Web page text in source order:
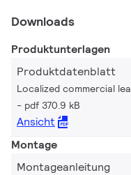
Downloads
Produktunterlagen
Produktdatenblatt
Localized commercial
pdf 370.9 kB
Ansicht
Montage
Montageanleitung